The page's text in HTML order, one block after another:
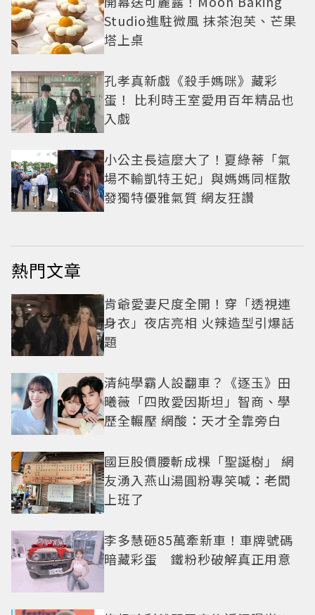
Studio進駐微風 抹茶泡芙、芒果
塔上桌
孔孝真新戲《殺手媽咪》藏彩
蛋！ 比利時王室愛用百年精品也
入戲
小公主長這麼大了！夏綠蒂「氣
場不輸凱特王妃」與媽媽同框散
發獨特優雅氣質 網友狂讚
熱門文章
肯爺愛妻尺度全開！穿「透視連
身衣」夜店亮相 火辣造型引爆話
題
清純學霸人設翻車？《逐玉》田
曦薇「四敗愛因斯坦」智商、學
歷全輾壓 網酸：天才全靠旁白
國巨股價腰斬成棵「聖誕樹」 網
友湧入燕山湯圓粉專笑喊：老闆
上班了
李多慧砸85萬牽新車！車牌號碼
暗藏彩蛋 鐵粉秒破解真正用意